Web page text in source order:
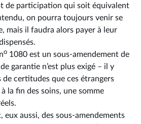
de participation qui soit équivalent
on pourra toujours venir se
mais il faudra alors payer à leur
o 1080 est un sous-amendement de
garantie n’est plus exigé –⁠ il y
certitudes que ces étrangers
la fin des soins, une somme
eux aussi, des sous-amendements